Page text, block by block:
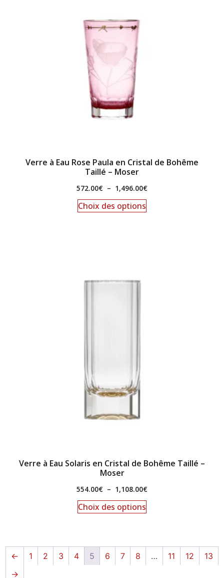
Verre à Eau Rose Paula en Cristal de Bohême
Taillé – Moser
572.00€ – 1,496.00€
Choix des options
Verre à Eau Solaris en Cristal de Bohême Taillé –
Moser
554.00€ – 1,108.00€
Choix des options
← 1 2 3 4 5 6 7 8 … 11 12
13
→